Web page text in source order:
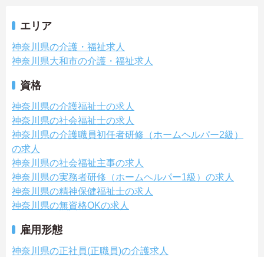
エリア
神奈川県の介護・福祉求人
神奈川県大和市の介護・福祉求人
資格
神奈川県の介護福祉士の求人
神奈川県の社会福祉士の求人
神奈川県の介護職員初任者研修（ホームヘルパー2級）
の求人
神奈川県の社会福祉主事の求人
神奈川県の実務者研修（ホームヘルパー1級）の求人
神奈川県の精神保健福祉士の求人
神奈川県の無資格OKの求人
雇用形態
神奈川県の正社員(正職員)の介護求人